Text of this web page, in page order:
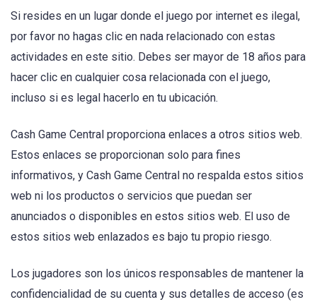
Si resides en un lugar donde el juego por internet es ilegal,
por favor no hagas clic en nada relacionado con estas
actividades en este sitio. Debes ser mayor de 18 años para
hacer clic en cualquier cosa relacionada con el juego,
incluso si es legal hacerlo en tu ubicación.
Cash Game Central proporciona enlaces a otros sitios web.
Estos enlaces se proporcionan solo para fines
informativos, y Cash Game Central no respalda estos sitios
web ni los productos o servicios que puedan ser
anunciados o disponibles en estos sitios web. El uso de
estos sitios web enlazados es bajo tu propio riesgo.
Los jugadores son los únicos responsables de mantener la
confidencialidad de su cuenta y sus detalles de acceso (es